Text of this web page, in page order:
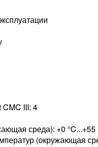
III: 4
среда): +0 °C...+55
(окружающая